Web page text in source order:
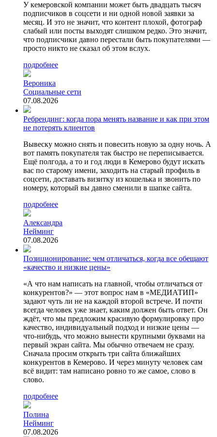
У кемеровской компании может быть двадцать тысяч
подписчиков в соцсети и ни одной новой заявки за
месяц. И это не значит, что контент плохой, фотограф
слабый или посты выходят слишком редко. Это значит,
что подписчики давно перестали быть покупателями —
просто никто не сказал об этом вслух.
подробнее
Вероника
Социальные сети
07.08.2026
Ребрендинг: когда пора менять название и как при этом
не потерять клиентов
Вывеску можно снять и повесить новую за одну ночь. А
вот память покупателя так быстро не переписывается.
Ещё полгода, а то и год люди в Кемерово будут искать
вас по старому имени, заходить на старый профиль в
соцсети, доставать визитку из кошелька и звонить по
номеру, который вы давно сменили в шапке сайта.
подробнее
Александра
Нейминг
07.08.2026
Позиционирование: чем отличаться, когда все обещают
«качество и низкие цены»
«А что нам написать на главной, чтобы отличаться от
конкурентов?» — этот вопрос нам в «МЕДИАТИП»
задают чуть ли не на каждой второй встрече. И почти
всегда человек уже знает, каким должен быть ответ. Он
ждёт, что мы предложим красивую формулировку про
качество, индивидуальный подход и низкие цены —
что-нибудь, что можно вынести крупными буквами на
первый экран сайта. Мы обычно отвечаем не сразу.
Сначала просим открыть три сайта ближайших
конкурентов в Кемерово. И через минуту человек сам
всё видит: там написано ровно то же самое, слово в
слово.
подробнее
Полина
Нейминг
07.08.2026